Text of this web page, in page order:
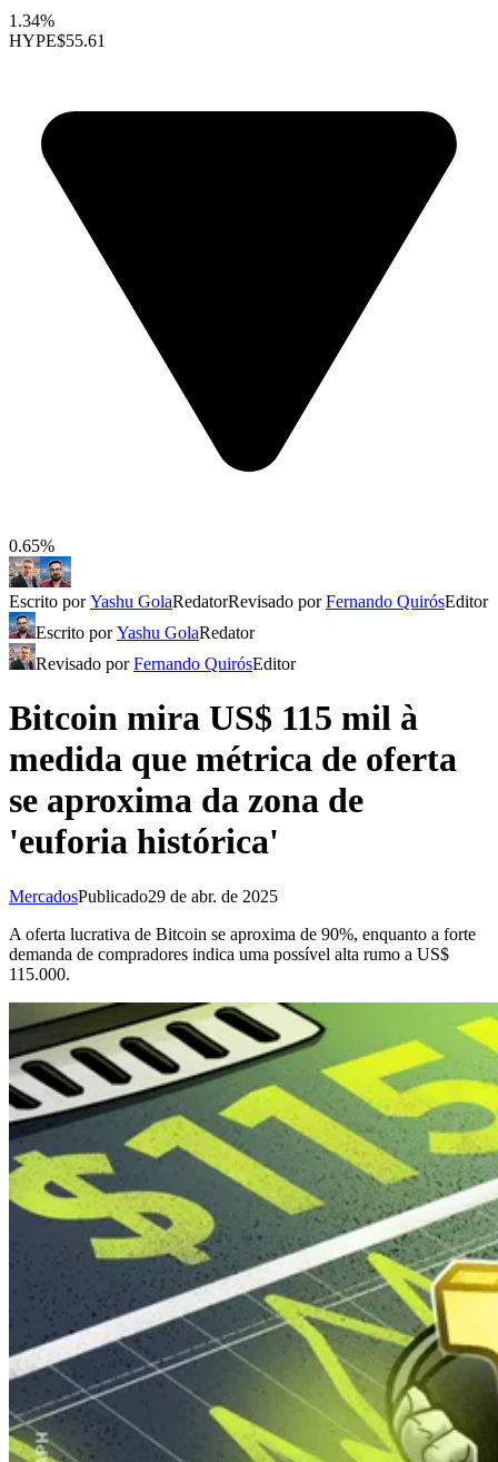
1.34%
HYPE$55.61
0.65%
Escrito porYashu GolaRedatorRevisado porFernando QuirósEditor
Escrito porYashu GolaRedator
Revisado porFernando QuirósEditor
Bitcoin mira US$ 115 mil à
medida que métrica de oferta
se aproxima da zona de
'euforia histórica'
MercadosPublicado29 de abr. de 2025
A oferta lucrativa de Bitcoin se aproxima de 90%, enquanto a forte
demanda de compradores indica uma possível alta rumo a US$
115.000.